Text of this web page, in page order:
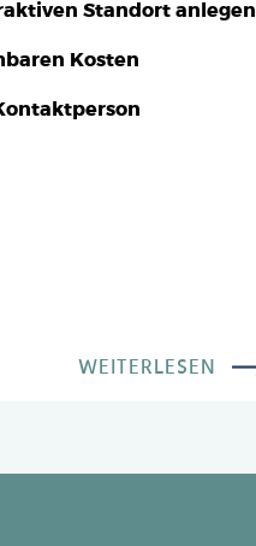
Standort anlegen
Kosten
WEITERLESEN